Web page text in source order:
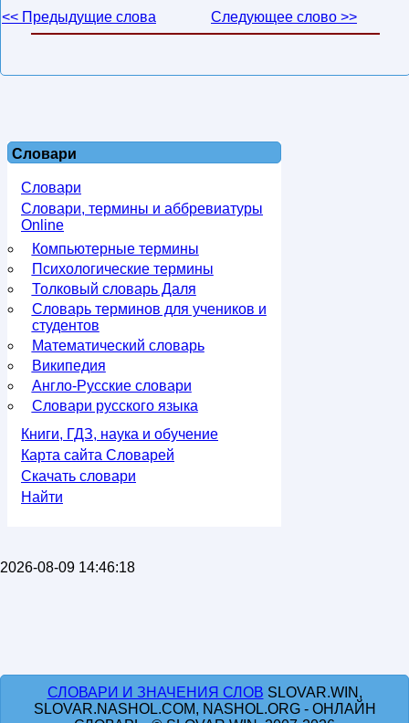
<< Предыдущие слова
Следующее слово >>
Словари
Словари
Словари, термины и аббревиатуры
Online
Компьютерные термины
Психологические термины
Толковый словарь Даля
Словарь терминов для учеников и
студентов
Математический словарь
Википедия
Англо-Русские словари
Словари русского языка
Книги, ГДЗ, наука и обучение
Карта сайта Словарей
Скачать словари
Найти
2026-08-09 14:46:18
СЛОВАРИ И ЗНАЧЕНИЯ СЛОВ SLOVAR.WIN,
SLOVAR.NASHOL.COM, NASHOL.ORG - ОНЛАЙН